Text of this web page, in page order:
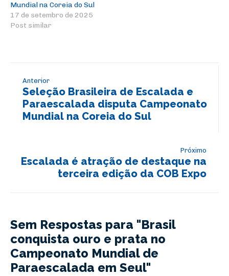
Mundial na Coreia do Sul
17 de setembro de 2025
Post similar
Anterior
Seleção Brasileira de Escalada e
Paraescalada disputa Campeonato
Mundial na Coreia do Sul
Próximo
Escalada é atração de destaque na
terceira edição da COB Expo
Sem Respostas para "Brasil
conquista ouro e prata no
Campeonato Mundial de
Paraescalada em Seul"